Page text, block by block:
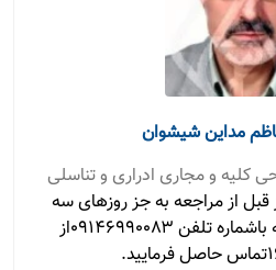
مداین شیشوان
کلیه و مجاری ادراری و تناسلی
از مراجعه به جز روزهای سه
شنبه وپنج شنبه و جمعه باشماره تلفن ۰۹۱۴۶۹۹۰۰۸۳از